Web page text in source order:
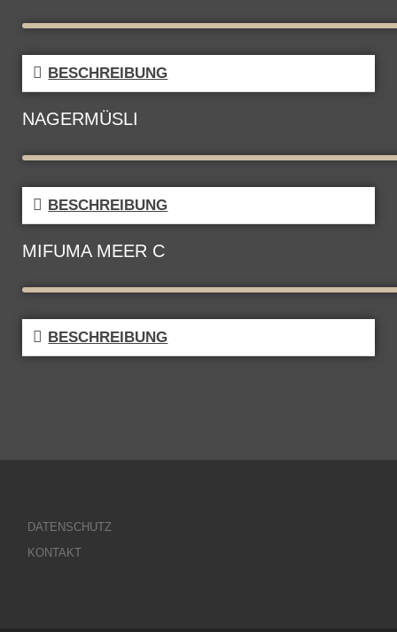
BESCHREIBUNG
NAGERMÜSLI
BESCHREIBUNG
MIFUMA MEER C
BESCHREIBUNG
DATENSCHUTZ
KONTAKT